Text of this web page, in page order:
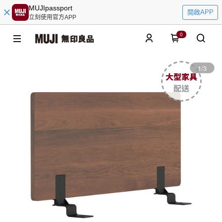
MUJIpassport
立刻使用官方APP
開啟APP
0
1/3